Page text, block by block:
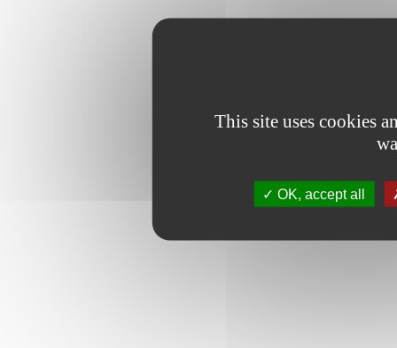
This site uses cookies
OK, accept all